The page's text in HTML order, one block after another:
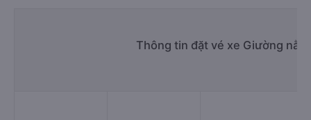
Thông tin đặt vé xe Giường